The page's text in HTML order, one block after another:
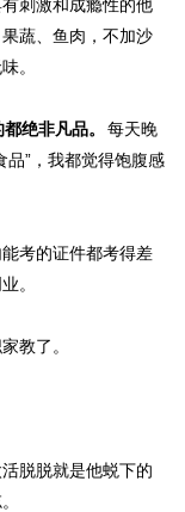
刺激和成瘾性的他
蔬、鱼肉，不加沙
。
绝非凡品。
每天晚
品”，我都觉得饱腹感
考的证件都考得差
。
教了。
脱脱就是他蜕下的